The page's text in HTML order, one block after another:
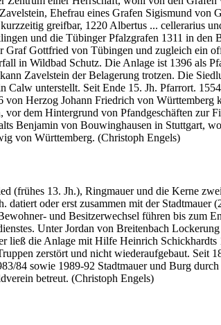
Ehefrau eines Grafen Sigismund
greifbar, 1220 Albertus ... cellerarius
und die Tübinger Pfalzgrafen 1311 in den
Gottfried von Tübingen und zugleich ein
in Wildbad Schutz. Die Anlage ist 1396 als
Zavelstein der Belagerung trotzen. Die
unterstellt. Seit Ende 15. Jh. Pfarrort.
Herzog Johann Friedrich von
dem Hintergrund von Pfandgeschäften zur
Benjamin von Bouwinghausen in Stuttgart,
von Württemberg. (Christoph Engels)
13. Jh.), Ringmauer und die Kerne
oder erst zusammen mit der
und Besitzerwechsel führen bis zum
Unter Jordan von Breitenbach
die Anlage mit Hilfe Heinrich Schickhardts
zerstört und nicht wiederaufgebaut. Seit
84 sowie 1989-92 Stadtmauer und Burg
betreut. (Christoph Engels)